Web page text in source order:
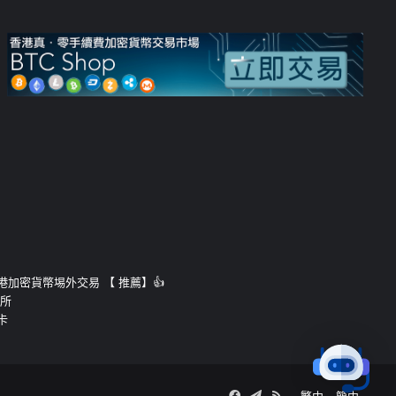
加密貨幣埸外交易 【 推薦】👍